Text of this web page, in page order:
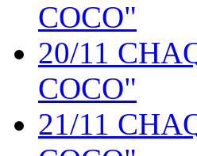
COCO"
20/11
COCO"
21/11